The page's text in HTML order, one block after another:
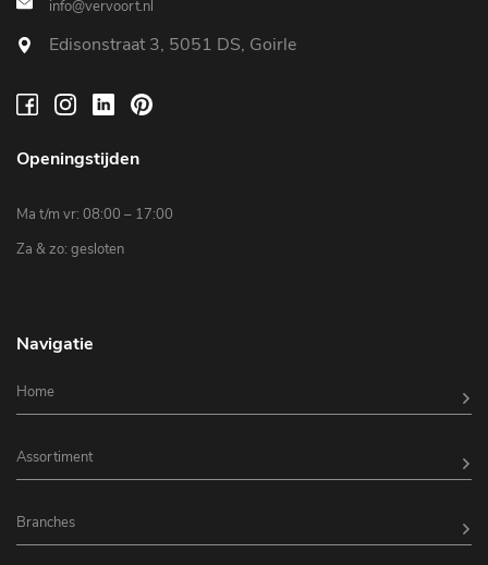
info@vervoort.nl
Edisonstraat 3, 5051 DS, Goirle
Openingstijden
Ma t/m vr: 08:00 – 17:00
Za & zo: gesloten
Navigatie
Home
Assortiment
Branches